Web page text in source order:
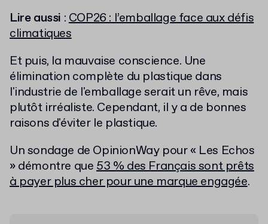
Lire aussi :COP26 : l’emballage face aux défis
climatiques
Et puis, la mauvaise conscience. Une
élimination complète du plastique dans
l'industrie de l'emballage serait un rêve, mais
plutôt irréaliste. Cependant, il y a de bonnes
raisons d'éviter le plastique.
Un sondage de OpinionWay pour « Les Echos
» démontre que53 % des Français sont prêts
à payer plus cher pour une marque engagée.